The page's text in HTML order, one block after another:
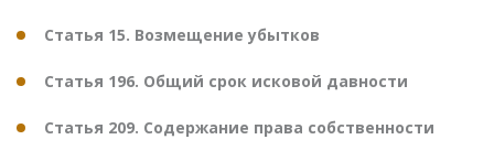
Статья 15. Возмещение убытков
Статья 196. Общий срок исковой давности
Статья 209. Содержание права собственности